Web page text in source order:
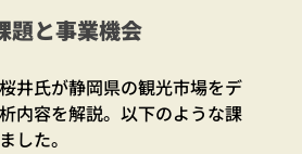
題と事業機会
井氏が静岡県の観光市場をデ
内容を解説。以下のような課
した。